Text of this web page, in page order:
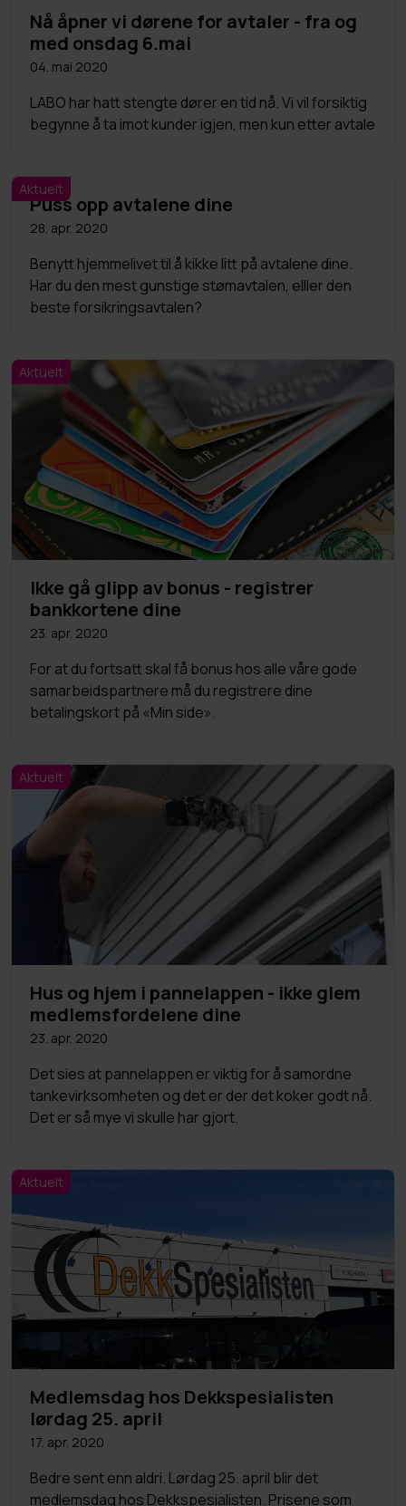
Nå åpner vi dørene for avtaler - fra og
med onsdag 6.mai
04. mai 2020
LABO har hatt stengte dører en tid nå. Vi vil forsiktig
begynne å ta imot kunder igjen, men kun etter avtale
Aktuelt
Puss opp avtalene dine
28. apr. 2020
Benytt hjemmelivet til å kikke litt på avtalene dine.
Har du den mest gunstige stømavtalen, elller den
beste forsikringsavtalen?
Aktuelt
Ikke gå glipp av bonus - registrer
bankkortene dine
23. apr. 2020
For at du fortsatt skal få bonus hos alle våre gode
samarbeidspartnere må du registrere dine
betalingskort på «Min side».
Aktuelt
Hus og hjem i pannelappen - ikke glem
medlemsfordelene dine
23. apr. 2020
Det sies at pannelappen er viktig for å samordne
tankevirksomheten og det er der det koker godt nå.
Det er så mye vi skulle har gjort.
Aktuelt
Medlemsdag hos Dekkspesialisten
lørdag 25. april
17. apr. 2020
Bedre sent enn aldri. Lørdag 25. april blir det
medlemsdag hos Dekkspesialisten. Prisene som